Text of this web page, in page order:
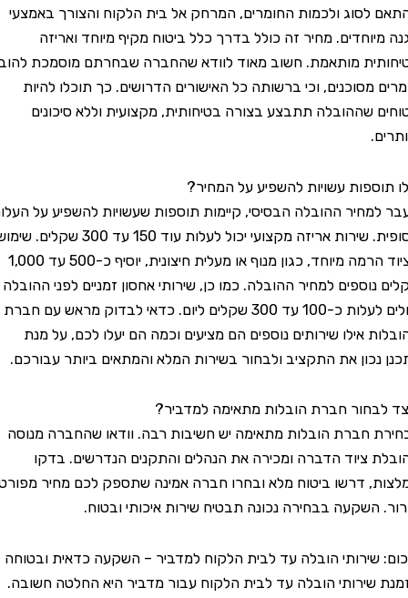
ולכמות החומרים, המרחק אל בית הלקוח והצורך באמצעי
מחיר זה כולל בדרך כלל ביטוח מקיף מיוחד ואריזה
מותאמת. חשוב מאוד לוודא שהחברה שבחרתם מוסמכת להוביל
וכי ברשותה כל האישורים הדרושים. כך תוכלו להיות
שההובלה תתבצע בצורה בטיחותית, מקצועית וללא סיכונים
עשויות להשפיע על המחיר?
ההובלה הבסיסי, קיימות תוספות שעשויות להשפיע על העלות
הסופית. שירות אריזה מקצועי יכול לעלות עוד 150 עד 300 שקלים. שימוש
בציוד הרמה מיוחד, כגון מנוף או מעלית חיצונית, יוסיף כ-500 עד 1,000
למחיר ההובלה. כמו כן, שירותי אחסון זמניים לפני ההובלה
יכולים לעלות כ-100 עד 300 שקלים ליום. כדאי לבדוק מראש עם חברת
אילו שירותים נוספים הם מציעים וכמה הם יעלו לכם, על מנת
את התקציב ולבחור בשירות המלא והמתאים ביותר עבורכם.
חברת הובלות מתאימה למדביר?
חברת הובלות מתאימה יש חשיבות רבה. וודאו שהחברה מנוסה
ציוד הדברה ומכירה את הנהלים והתקנים הנדרשים. בדקו
דרשו ביטוח מלא ובחרו חברה אמינה שתספק לכם מחיר מפורט
בבחירה נכונה תבטיח שירות איכותי ובטוח.
הובלה עד לבית הלקוח למדביר – השקעה כדאית ובטוחה
הובלה עד לבית הלקוח עבור מדביר היא החלטה חשובה.